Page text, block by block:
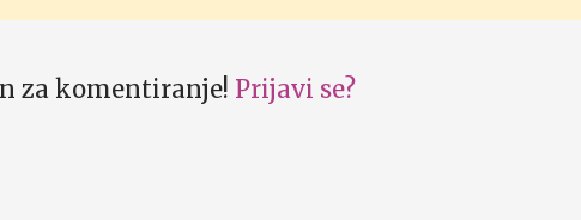
za komentiranje! Prijavi se?